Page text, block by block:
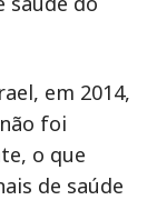
em 2014,
foi
o que
de saúde